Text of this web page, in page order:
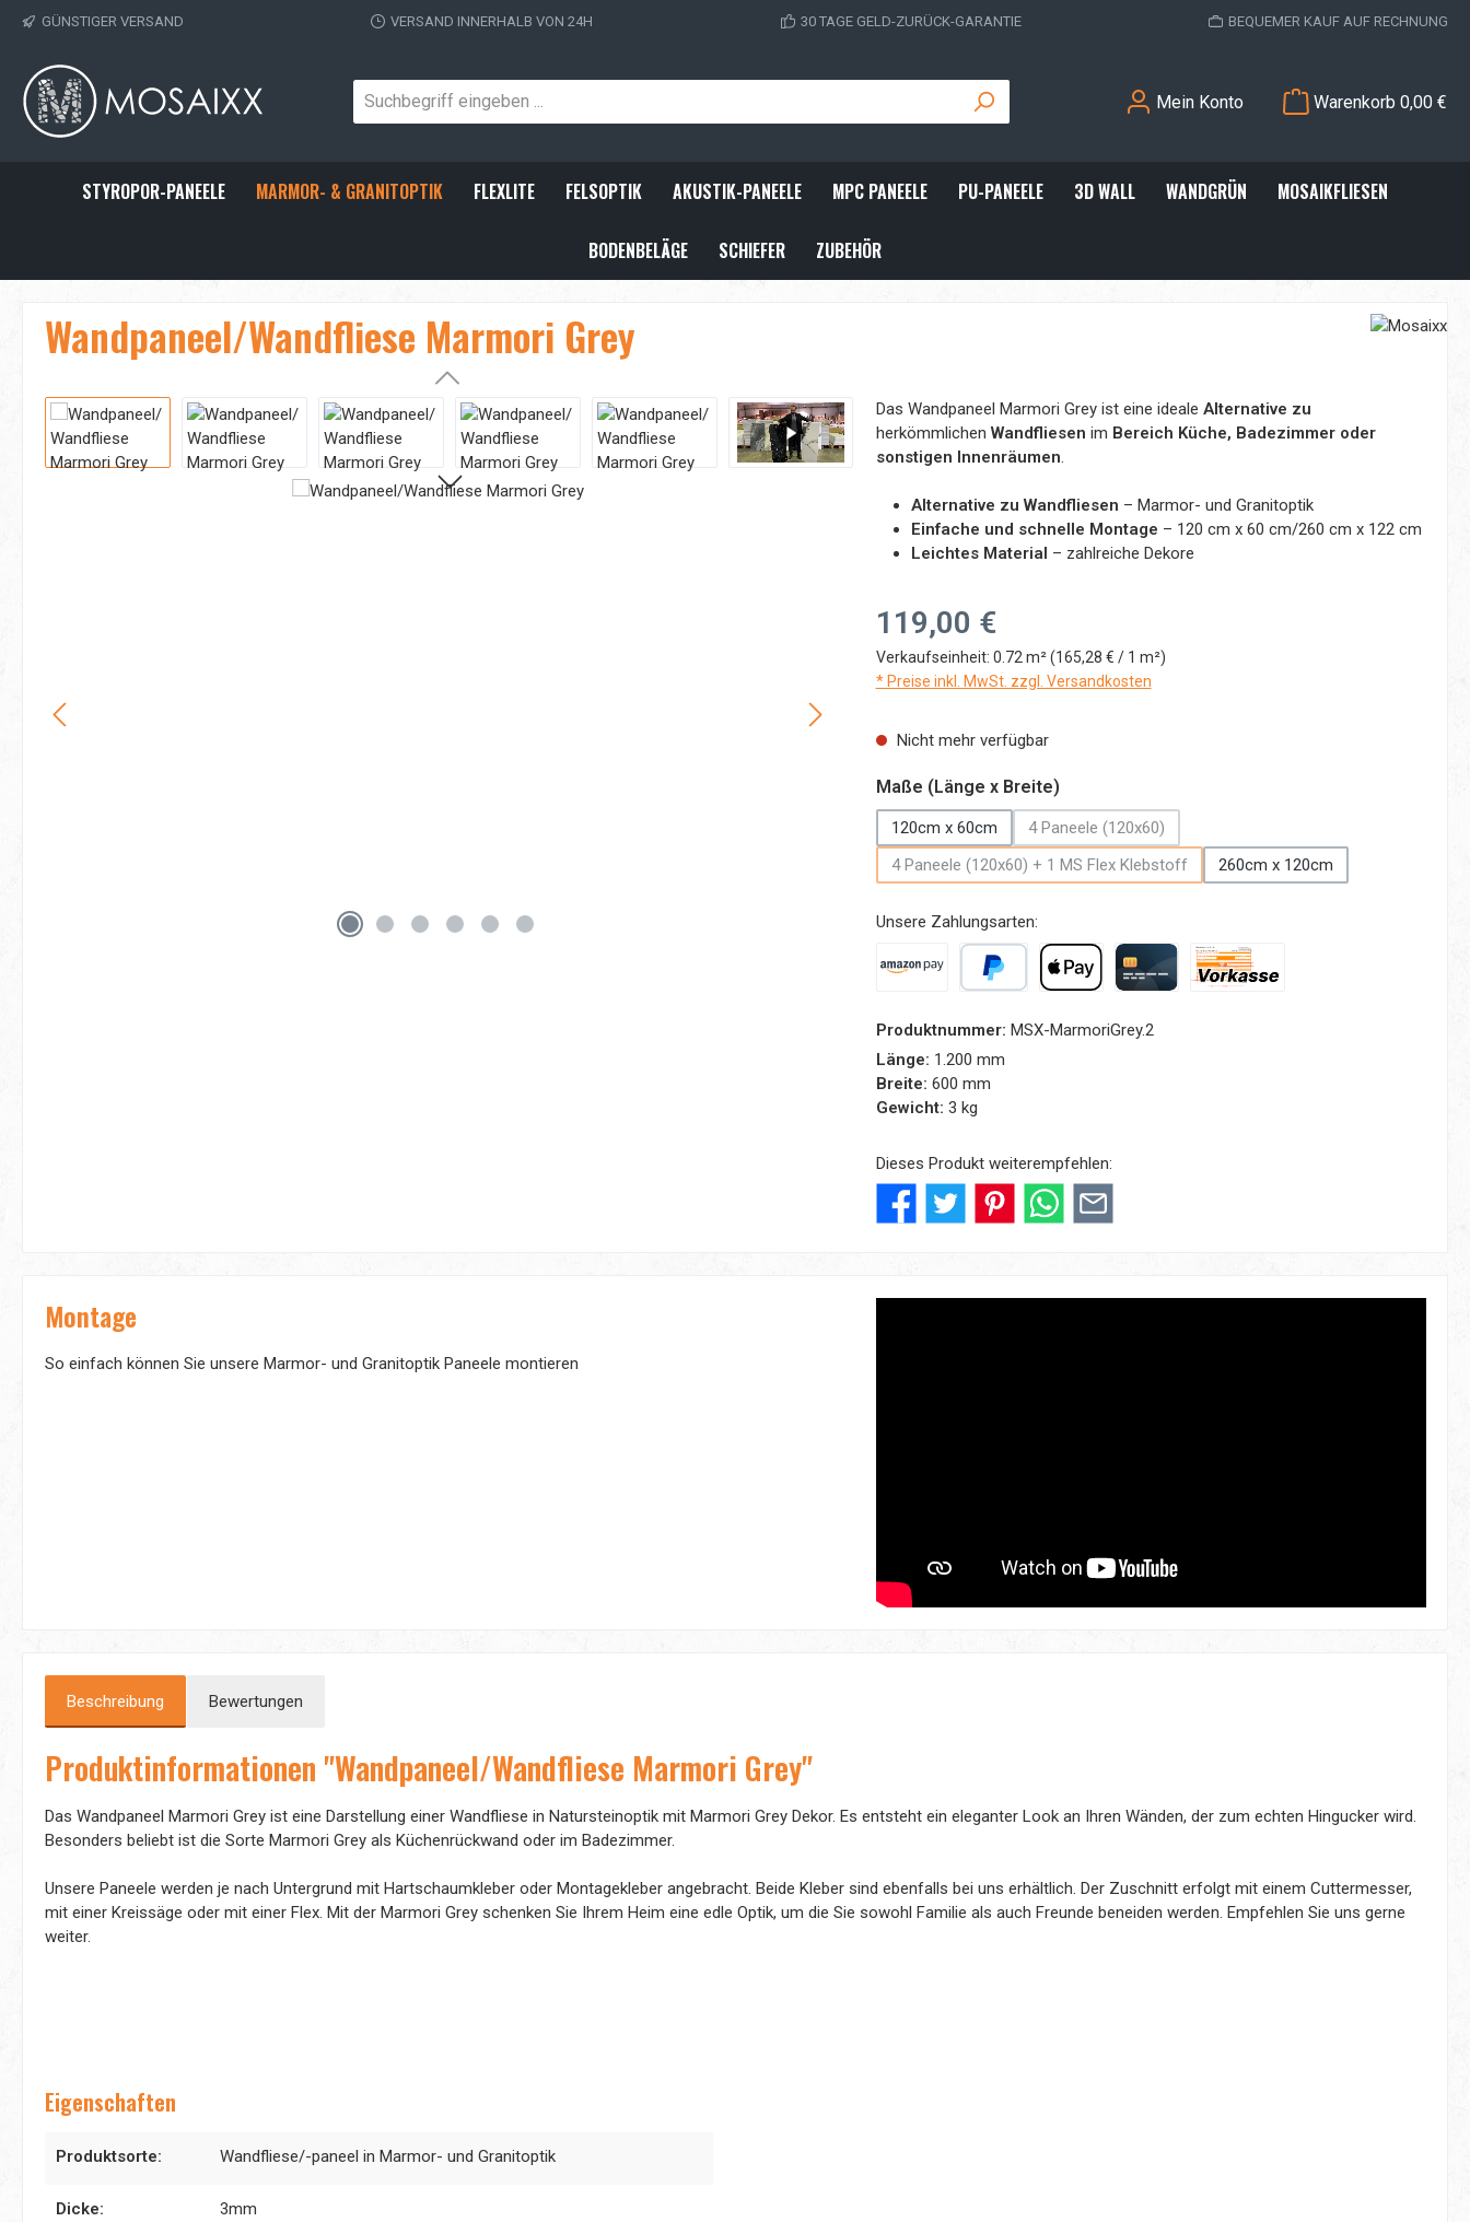
Hauptinhalt springen
Zur Suche springen
Zur Hauptnavigation springen
GÜNSTIGER VERSAND VERSAND INNERHALB VON 24H 30 TAGE GELD-ZURÜCK-GARANTIE BEQUEMER KAUF AUF RECHNUNG
Mein Konto Warenkorb 0,00 €
STYROPOR-PANEELE MARMOR- & GRANITOPTIK FLEXLITE FELSOPTIK AKUSTIK-PANEELE MPC PANEELE PU-PANEELE 3D WALL WANDGRÜN MOSAIKFLIESEN
BODENBELÄGE SCHIEFER ZUBEHÖR
Wandpaneel/Wandfliese Marmori Grey
Bildergalerie überspringen Das Wandpaneel Marmori Grey ist eine ideale Alternative zu
herkömmlichen Wandfliesen im Bereich Küche, Badezimmer oder
sonstigen Innenräumen.
Alternative zu Wandfliesen – Marmor- und Granitoptik
Einfache und schnelle Montage – 120 cm x 60 cm/260 cm x 122 cm
Leichtes Material – zahlreiche Dekore
Regulärer Preis:
119,00 €
Verkaufseinheit: 0.72 m²(165,28 € / 1 m²)
* Preise inkl. MwSt. zzgl. Versandkosten
Nicht mehr verfügbar
Maße (Länge x Breite)auswählen
120cm x 60cm 4 Paneele (120x60)
(Diese Option ist zurzeit nicht verfügbar.)
4 Paneele (120x60) + 1 MS Flex Klebstoff 260cm x 120cm
Unsere Zahlungsarten:
Produktnummer: MSX-MarmoriGrey.2
Länge: 1.200 mm
Breite: 600 mm
Gewicht: 3 kg
Dieses Produkt weiterempfehlen:
Montage
So einfach können Sie unsere Marmor- und Granitoptik Paneele montieren
Beschreibung Bewertungen
Produktinformationen "Wandpaneel/Wandfliese Marmori Grey"
Das Wandpaneel Marmori Grey ist eine Darstellung einer Wandfliese in Natursteinoptik mit Marmori Grey Dekor. Es entsteht ein eleganter Look an Ihren Wänden, der zum echten Hingucker wird.
Besonders beliebt ist die Sorte Marmori Grey als Küchenrückwand oder im Badezimmer.
Unsere Paneele werden je nach Untergrund mit Hartschaumkleber oder Montagekleber angebracht. Beide Kleber sind ebenfalls bei uns erhältlich. Der Zuschnitt erfolgt mit einem Cuttermesser,
mit einer Kreissäge oder mit einer Flex. Mit der Marmori Grey schenken Sie Ihrem Heim eine edle Optik, um die Sie sowohl Familie als auch Freunde beneiden werden. Empfehlen Sie uns gerne
weiter.
Eigenschaften
Produktsorte: Wandfliese/-paneel in Marmor- und Granitoptik
Dicke: 3mm